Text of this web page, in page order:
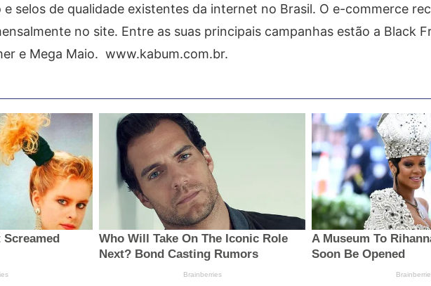
e selos de qualidade existentes da internet no Brasil. O e-commerce
no site. Entre as suas principais campanhas estão a Black
e Mega Maio. www.kabum.com.br.